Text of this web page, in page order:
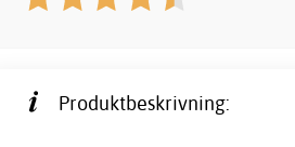
Produktbeskrivning: